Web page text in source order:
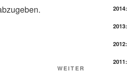
WEITER
2014:
2013:
2012:
2011: